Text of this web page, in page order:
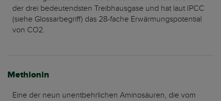
der drei bedeutendsten Treibhausgase und hat laut IPCC
(siehe Glossarbegriff) das 28-fache Erwärmungspotential
von CO2.
Methionin
Eine der neun unentbehrlichen Aminosäuren, die vom